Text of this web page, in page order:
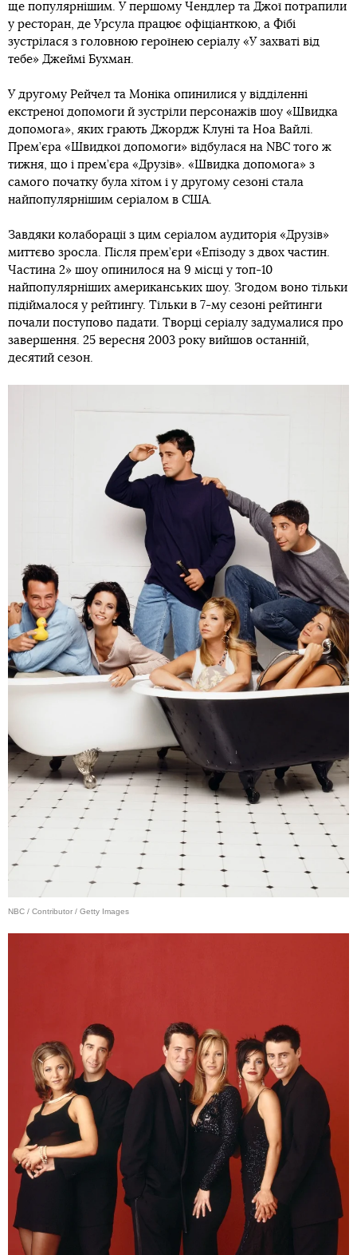
ще популярнішим. У першому Чендлер та Джої потрапили
у ресторан, де Урсула працює офіціанткою, а Фібі
зустрілася з головною героїнею серіалу «У захваті від
тебе» Джеймі Бухман.
У другому Рейчел та Моніка опинилися у відділенні
екстреної допомоги й зустріли персонажів шоу «Швидка
допомога», яких грають Джордж Клуні та Ноа Вайлі.
Прем’єра «Швидкої допомоги» відбулася на NBC того ж
тижня, що і прем’єра «Друзів». «Швидка допомога» з
самого початку була хітом і у другому сезоні стала
найпопулярнішим серіалом в США.
Завдяки колаборації з цим серіалом аудиторія «Друзів»
миттєво зросла. Після прем’єри «Епізоду з двох частин.
Частина 2» шоу опинилося на 9 місці у топ-10
найпопулярніших американських шоу. Згодом воно тільки
підіймалося у рейтингу. Тільки в 7-му сезоні рейтинги
почали поступово падати. Творці серіалу задумалися про
завершення. 25 вересня 2003 року вийшов останній,
десятий сезон.
NBC / Contributor / Getty Images